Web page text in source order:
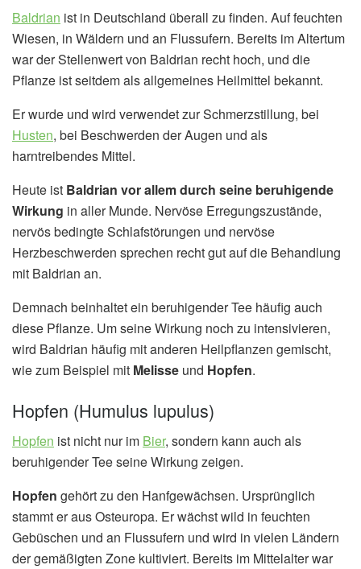
Baldrian ist in Deutschland überall zu finden. Auf feuchten
Wiesen, in Wäldern und an Flussufern. Bereits im Altertum
war der Stellenwert von Baldrian recht hoch, und die
Pflanze ist seitdem als allgemeines Heilmittel bekannt.
Er wurde und wird verwendet zur Schmerzstillung, bei
Husten, bei Beschwerden der Augen und als
harntreibendes Mittel.
Heute ist Baldrian vor allem durch seine beruhigende
Wirkung in aller Munde. Nervöse Erregungszustände,
nervös bedingte Schlafstörungen und nervöse
Herzbeschwerden sprechen recht gut auf die Behandlung
mit Baldrian an.
Demnach beinhaltet ein beruhigender Tee häufig auch
diese Pflanze. Um seine Wirkung noch zu intensivieren,
wird Baldrian häufig mit anderen Heilpflanzen gemischt,
wie zum Beispiel mit Melisse und Hopfen.
Hopfen (Humulus lupulus)
Hopfen ist nicht nur im Bier, sondern kann auch als
beruhigender Tee seine Wirkung zeigen.
Hopfen gehört zu den Hanfgewächsen. Ursprünglich
stammt er aus Osteuropa. Er wächst wild in feuchten
Gebüschen und an Flussufern und wird in vielen Ländern
der gemäßigten Zone kultiviert. Bereits im Mittelalter war